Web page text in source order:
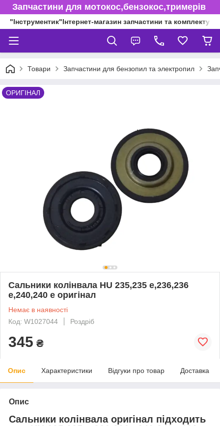
Запчастини для мотокос,бензокос,тримерів
"Інструментик"Інтернет-магазин запчастини та
Товари Запчастини для бензопил та электропил
ОРИГІНАЛ
Сальники колінвала HU 235,235 e,236,236
e,240,240 e оригінал
Немає в наявності
Код: W1027044
Роздріб
345 ₴
Опис Характеристики Відгуки про товар Доставка
Опис
Сальники колінвала оригінал підходить